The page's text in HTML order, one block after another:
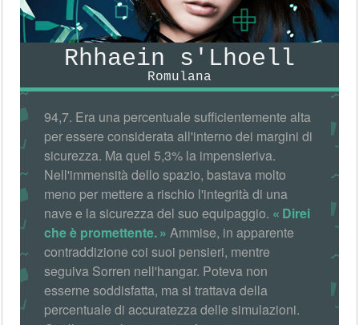
Rhhaein s'Lhoell
Romulana
94,7. Era una percentuale sufficientemente alta
per essere considerata all'interno dei margini di
sicurezza. Ma quel 5,3% la impensieriva.
Nell'immensità dello spazio, bastava molto
meno per mettere a rischio l'integrità di una
nave e la sicurezza del suo equipaggio.
Direi
che è promettente.
Ammise, in apparente
contraddizione coi suoi pensieri, mentre
seguiva Sorren nell'hangar. Poteva non
esserne soddisfatta, ma si trattava della
percentuale di accuratezza delle simulazioni.